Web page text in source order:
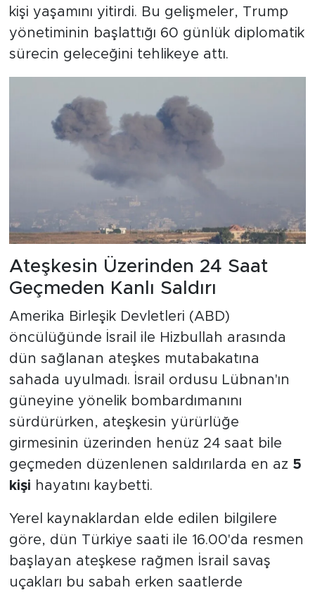
kişi yaşamını yitirdi. Bu gelişmeler, Trump
yönetiminin başlattığı 60 günlük diplomatik
sürecin geleceğini tehlikeye attı.
Ateşkesin Üzerinden 24 Saat
Geçmeden Kanlı Saldırı
Amerika Birleşik Devletleri (ABD)
öncülüğünde İsrail ile Hizbullah arasında
dün sağlanan ateşkes mutabakatına
sahada uyulmadı. İsrail ordusu Lübnan'ın
güneyine yönelik bombardımanını
sürdürürken, ateşkesin yürürlüğe
girmesinin üzerinden henüz 24 saat bile
geçmeden düzenlenen saldırılarda en az 5
kişi hayatını kaybetti.
Yerel kaynaklardan elde edilen bilgilere
göre, dün Türkiye saati ile 16.00'da resmen
başlayan ateşkese rağmen İsrail savaş
uçakları bu sabah erken saatlerde